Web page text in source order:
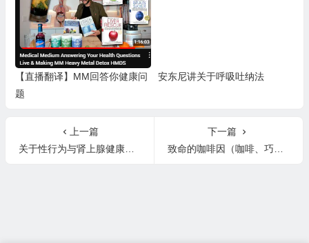
【直播翻译】MM回答你健康问
题
安东尼讲关于呼吸吐纳法
上一篇
关于性行为与肾上腺健康（X生活）
下一篇
致命的咖啡因（咖啡、巧克力、可可和抹茶对健康的影响）